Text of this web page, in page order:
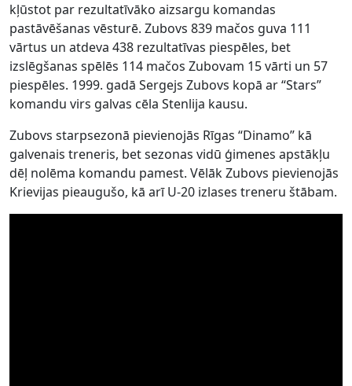
kļūstot par rezultatīvāko aizsargu komandas
pastāvēšanas vēsturē. Zubovs 839 mačos guva 111
vārtus un atdeva 438 rezultatīvas piespēles, bet
izslēgšanas spēlēs 114 mačos Zubovam 15 vārti un 57
piespēles. 1999. gadā Sergejs Zubovs kopā ar “Stars”
komandu virs galvas cēla Stenlija kausu.
Zubovs starpsezonā pievienojās Rīgas “Dinamo” kā
galvenais treneris, bet sezonas vidū ģimenes apstākļu
dēļ nolēma komandu pamest. Vēlāk Zubovs pievienojās
Krievijas pieaugušo, kā arī U-20 izlases treneru štābam.